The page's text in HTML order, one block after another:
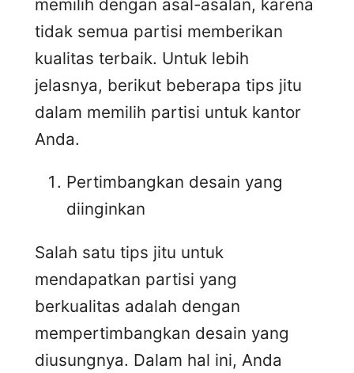
memilih dengan asal-asalan, karena
tidak semua partisi memberikan
kualitas terbaik. Untuk lebih
jelasnya, berikut beberapa tips jitu
dalam memilih partisi untuk kantor
Anda.
Pertimbangkan desain yang
diinginkan
Salah satu tips jitu untuk
mendapatkan partisi yang
berkualitas adalah dengan
mempertimbangkan desain yang
diusungnya. Dalam hal ini, Anda